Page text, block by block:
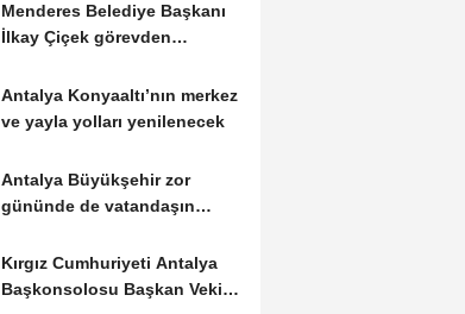
Menderes Belediye Başkanı
İlkay Çiçek görevden
Antalya Konyaaltı’nın merkez
ve yayla yolları yenilenecek
Antalya Büyükşehir zor
gününde de vatandaşın
Kırgız Cumhuriyeti Antalya
Başkonsolosu Başkan Vekili